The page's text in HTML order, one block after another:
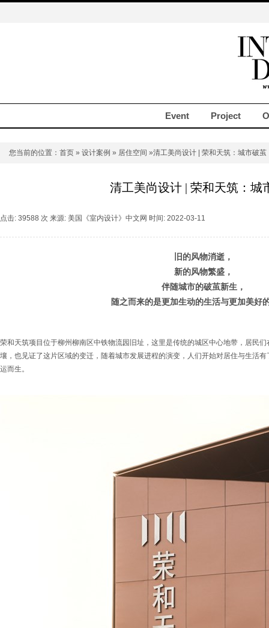
Event Project
您当前的位置： 首页 » 设计案例 » 居住空间 »清工美尚设计 | 荣和天筑：城市破茧
清工美尚设计 | 荣和天筑：城
点击: 39588 次 来源: 美国《室内设计》中文网 时间: 2022-03-11
旧的风物消逝，
新的风物繁盛，
伴随城市的破茧新生，
随之而来的是更加生动的生活与更加美好
荣和天筑项目位于柳州柳南区中铁物流园旧址，这里是传统的城区中心地带，居民
壤，也见证了这片区域的变迁，随着城市发展进程的演变，人们开始对居住与生活
运而生。